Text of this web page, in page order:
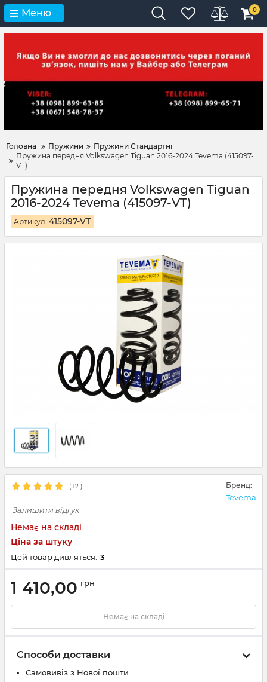
Меню 0
Головна Пружини
Пружини Стандартні
Пружина передня Volkswagen Tiguan 2016-2024 Tevema (415097-
VT)
Пружина передня Volkswagen Tiguan
2016-2024 Tevema (415097-VT)
Артикул: 415097-VT
( 12 ) Бренд:
Tevema
Залишити відгук
Немає на складі
Ціна за штуку
Цей товар дивляться: 3
1 410,00 грн
Немає на складі
Способи доставки
Самовивіз з Нової пошти